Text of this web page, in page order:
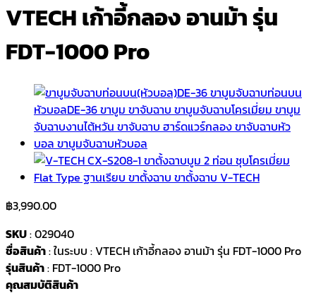
VTECH เก้าอี้กลอง อานม้า รุ่น
FDT-1000 Pro
฿3,990.00
SKU: 029040
ชื่อสินค้า: ในระบบ : VTECH เก้าอี้กลอง อานม้า รุ่น FDT-1000 Pro
รุ่นสินค้า: FDT-1000 Pro
คุณสมบัติสินค้า